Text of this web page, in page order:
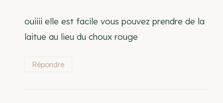
ouiiii elle est facile vous pouvez prendre de la
laitue au lieu du choux rouge
Répondre